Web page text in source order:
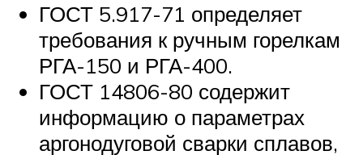
ГОСТ 5.917-71 определяет
требования к ручным горелкам
РГА-150 и РГА-400.
ГОСТ 14806-80 содержит
информацию о параметрах
аргонодуговой сварки сплавов,